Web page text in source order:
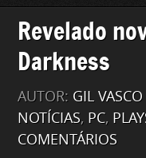
Revelado
Darkness
AUTOR: GIL VASCO
NOTÍCIAS, PC,
COMENTÁRIOS